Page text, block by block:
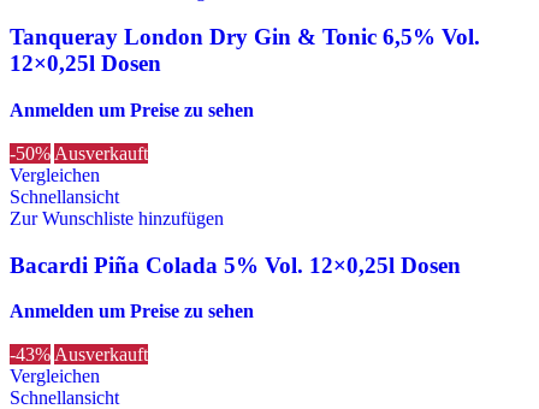
Tanqueray London Dry Gin & Tonic 6,5% Vol.
12×0,25l Dosen
Anmelden um Preise zu sehen
-50% Ausverkauft
Vergleichen
Schnellansicht
Zur Wunschliste hinzufügen
Bacardi Piña Colada 5% Vol. 12×0,25l Dosen
Anmelden um Preise zu sehen
-43%Ausverkauft
Vergleichen
Schnellansicht